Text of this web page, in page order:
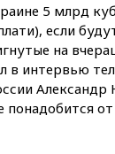
5 млрд
если
на
в интервью
Александр
понадобится